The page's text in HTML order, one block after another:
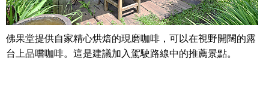
佛果堂提供自家精心烘焙的現磨咖啡，可以在視野開闊的露
台上品嚐咖啡。這是建議加入駕駛路線中的推薦景點。